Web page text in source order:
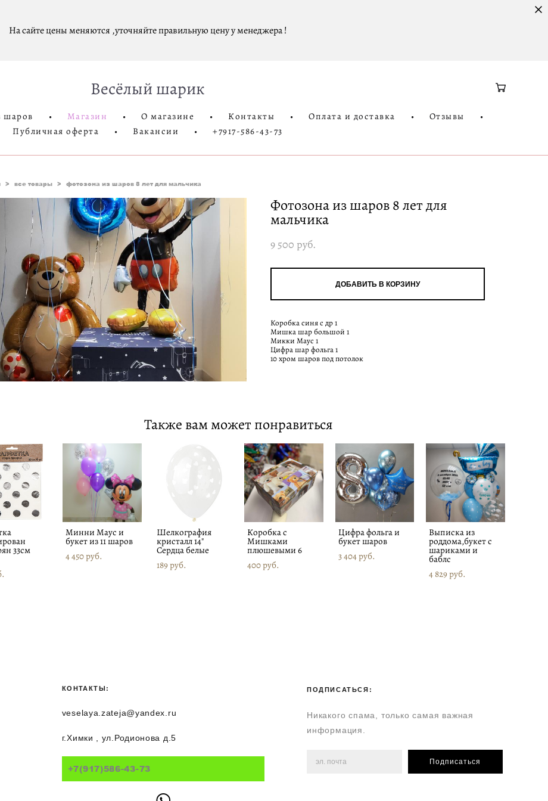
На сайте цены меняются ,уточняйте правильную цену у менеджера !
Весёлый шарик
шаров • Магазин • О магазине • Контакты • Оплата и доставка • Отзывы
•
Публичная оферта
• Вакансии • +7917-586-43-73
> все товары > фотозона из шаров 8 лет для мальчика
Фотозона из шаров 8 лет для
мальчика
9 500 pуб.
ДОБАВИТЬ В КОРЗИНУ
Коробка синя с др 1
Мишка шар большой 1
Микки Маус 1
Цифра шар фольга 1
10 хром шаров под потолок
Также вам может понравиться
33см
Минни Маус и
букет из 11 шаров
4 450 pуб.
Шелкография
кристалл 14"
Сердца белые
189 pуб.
Коробка с
Мишками
плюшевыми 6
400 pуб.
Цифра фольга и
букет шаров
3 404 pуб.
Выписка из
роддома,букет с
шариками и
баблс
4 829 pуб.
КОНТАКТЫ:
veselaya.zateja@yandex.ru
г.Химки , ул.Родионова д.5
+7(917)586-43-73
ПОДПИСАТЬСЯ:
Никакого спама, только самая важная
информация.
Подписаться